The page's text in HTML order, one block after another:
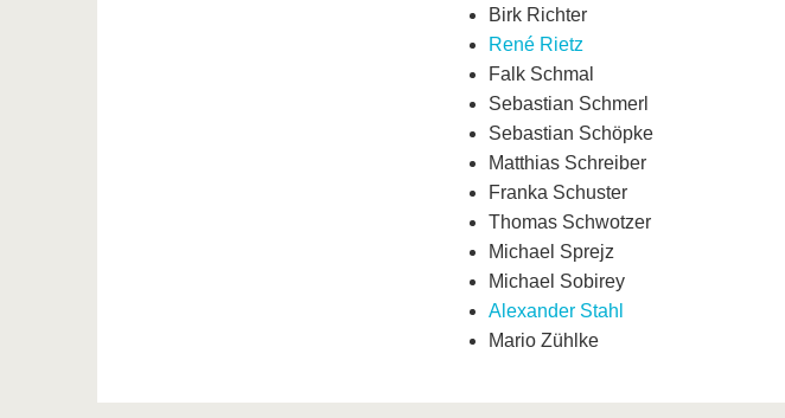
Birk Richter
René Rietz
Falk Schmal
Sebastian Schmerl
Sebastian Schöpke
Matthias Schreiber
Franka Schuster
Thomas Schwotzer
Michael Sprejz
Michael Sobirey
Alexander Stahl
Mario Zühlke